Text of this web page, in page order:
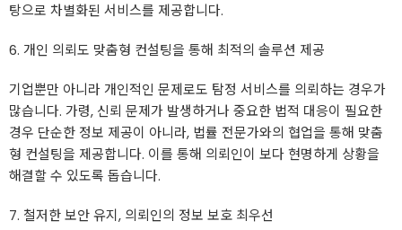
탕으로 차별화된 서비스를 제공합니다.
6. 개인 의뢰도 맞춤형 컨설팅을 통해 최적의 솔루션 제공
기업뿐만 아니라 개인적인 문제로도 탐정 서비스를 의뢰하는 경우가
많습니다. 가령, 신뢰 문제가 발생하거나 중요한 법적 대응이 필요한
경우 단순한 정보 제공이 아니라, 법률 전문가와의 협업을 통해 맞춤
형 컨설팅을 제공합니다. 이를 통해 의뢰인이 보다 현명하게 상황을
해결할 수 있도록 돕습니다.
7. 철저한 보안 유지, 의뢰인의 정보 보호 최우선